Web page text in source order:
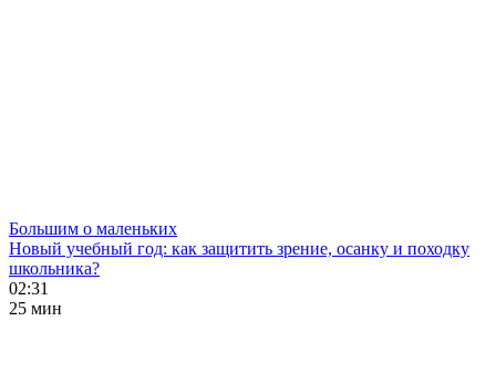
Большим о маленьких
Новый учебный год: как защитить зрение, осанку и походку
школьника?
02:31
25 мин